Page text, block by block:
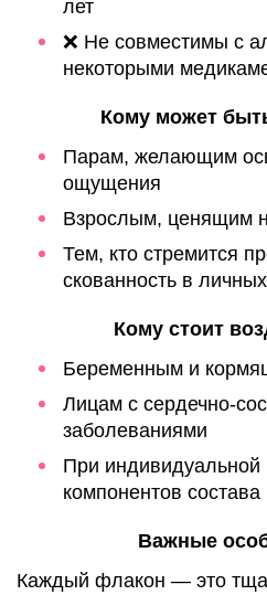
лет
❌ Не совместимы с
некоторыми
Кому может
Парам, желающим
ощущения
Взрослым, ценящим
Тем, кто стремится
скованность в
Кому стоит
Беременным и
Лицам с сердечно-
заболеваниями
При индивидуальной
компонентов состава
Важные
Каждый флакон — это